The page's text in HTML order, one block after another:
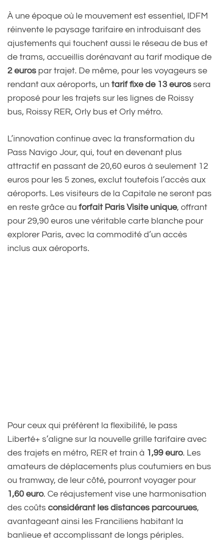
À une époque où le mouvement est essentiel, IDFM
réinvente le paysage tarifaire en introduisant des
ajustements qui touchent aussi le réseau de bus et
de trams, accueillis dorénavant au tarif modique de
2 euros par trajet. De même, pour les voyageurs se
rendant aux aéroports, un tarif fixe de 13 euros sera
proposé pour les trajets sur les lignes de Roissy
bus, Roissy RER, Orly bus et Orly métro.
L’innovation continue avec la transformation du
Pass Navigo Jour, qui, tout en devenant plus
attractif en passant de 20,60 euros à seulement 12
euros pour les 5 zones, exclut toutefois l’accès aux
aéroports. Les visiteurs de la Capitale ne seront pas
en reste grâce au forfait Paris Visite unique, offrant
pour 29,90 euros une véritable carte blanche pour
explorer Paris, avec la commodité d’un accès
inclus aux aéroports.
Pour ceux qui préfèrent la flexibilité, le pass
Liberté+ s’aligne sur la nouvelle grille tarifaire avec
des trajets en métro, RER et train à 1,99 euro. Les
amateurs de déplacements plus coutumiers en bus
ou tramway, de leur côté, pourront voyager pour
1,60 euro. Ce réajustement vise une harmonisation
des coûts considérant les distances parcourues,
avantageant ainsi les Franciliens habitant la
banlieue et accomplissant de longs périples.